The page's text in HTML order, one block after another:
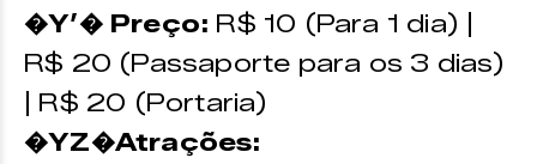
�Y’� Preço: R$ 10 (Para 1 dia) |
R$ 20 (Passaporte para os 3 dias)
| R$ 20 (Portaria)
�YZ�Atrações: